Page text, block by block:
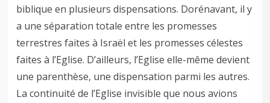
biblique en plusieurs dispensations. Dorénavant, il y
a une séparation totale entre les promesses
terrestres faites à Israël et les promesses célestes
faites à l’Eglise. D’ailleurs, l’Eglise elle-même devient
une parenthèse, une dispensation parmi les autres.
La continuité de l’Eglise invisible que nous avions